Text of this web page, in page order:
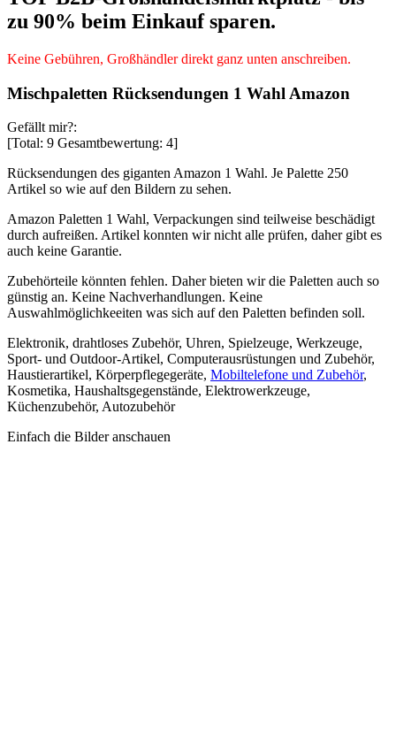
zu 90% beim Einkauf sparen.
Keine Gebühren, Großhändler direkt ganz unten anschreiben.
Mischpaletten Rücksendungen 1 Wahl Amazon
Gefällt mir?:
[Total: 9 Gesamtbewertung: 4]
Rücksendungen des giganten Amazon 1 Wahl. Je Palette 250
Artikel so wie auf den Bildern zu sehen.
Amazon Paletten 1 Wahl, Verpackungen sind teilweise beschädigt
durch aufreißen. Artikel konnten wir nicht alle prüfen, daher gibt es
auch keine Garantie.
Zubehörteile könnten fehlen. Daher bieten wir die Paletten auch so
günstig an. Keine Nachverhandlungen. Keine
Auswahlmöglichkeeiten was sich auf den Paletten befinden soll.
Elektronik, drahtloses Zubehör, Uhren, Spielzeuge, Werkzeuge,
Sport- und Outdoor-Artikel, Computerausrüstungen und Zubehör,
Haustierartikel, Körperpflegegeräte, Mobiltelefone und Zubehör,
Kosmetika, Haushaltsgegenstände, Elektrowerkzeuge,
Küchenzubehör, Autozubehör
Einfach die Bilder anschauen